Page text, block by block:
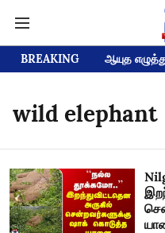
BREAKING ஆயுத
wild elephant